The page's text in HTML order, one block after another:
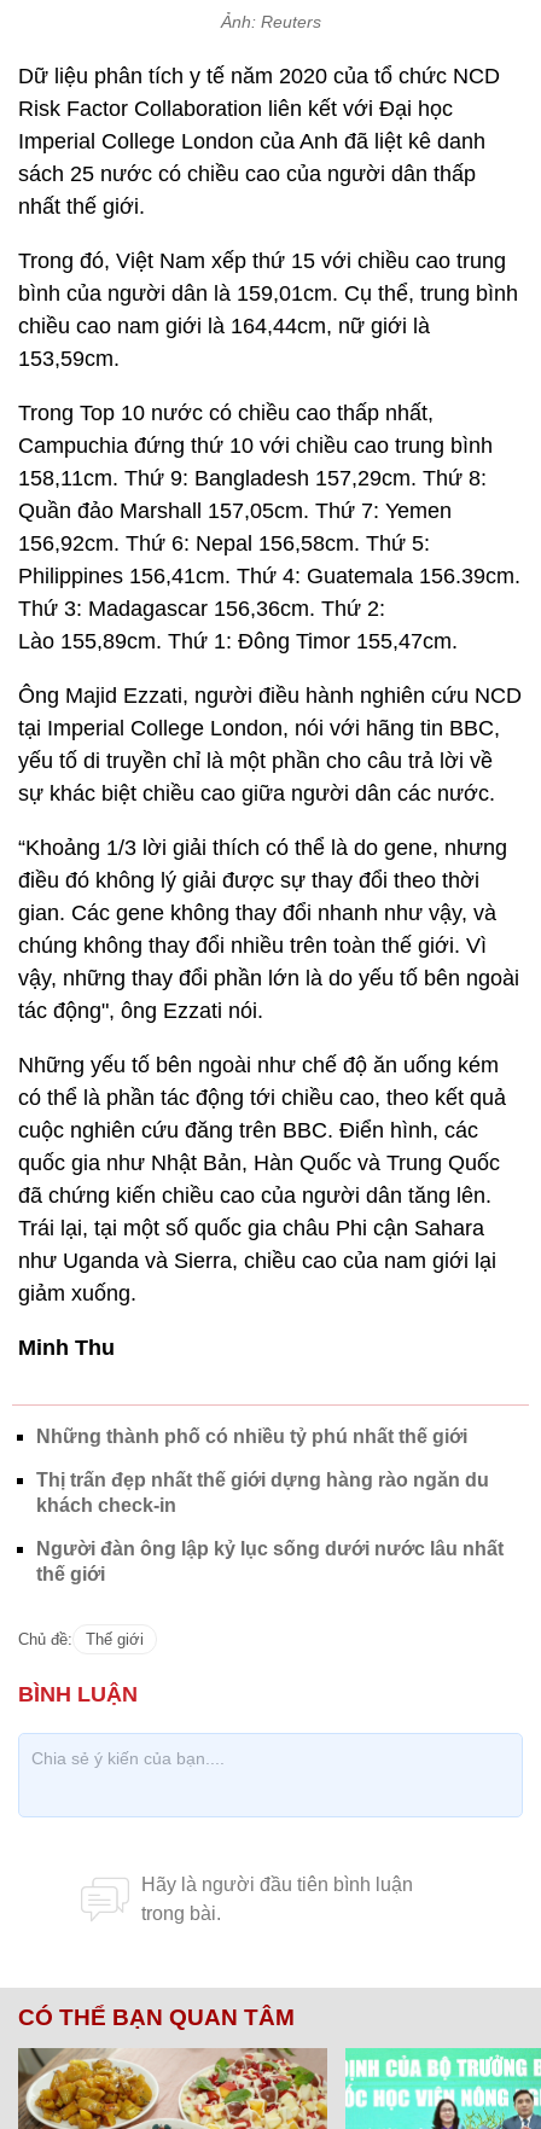
Ảnh: Reuters
Dữ liệu phân tích y tế năm 2020 của tổ chức NCD
Risk Factor Collaboration liên kết với Đại học
Imperial College London của Anh đã liệt kê danh
sách 25 nước có chiều cao của người dân thấp
nhất thế giới.
Trong đó, Việt Nam xếp thứ 15 với chiều cao trung
bình của người dân là 159,01cm. Cụ thể, trung bình
chiều cao nam giới là 164,44cm, nữ giới là
153,59cm.
Trong Top 10 nước có chiều cao thấp nhất,
Campuchia đứng thứ 10 với chiều cao trung bình
158,11cm. Thứ 9: Bangladesh 157,29cm. Thứ 8:
Quần đảo Marshall 157,05cm. Thứ 7: Yemen
156,92cm. Thứ 6: Nepal 156,58cm. Thứ 5:
Philippines 156,41cm. Thứ 4: Guatemala 156.39cm.
Thứ 3: Madagascar 156,36cm. Thứ 2:
Lào 155,89cm. Thứ 1: Đông Timor 155,47cm.
Ông Majid Ezzati, người điều hành nghiên cứu NCD
tại Imperial College London, nói với hãng tin BBC,
yếu tố di truyền chỉ là một phần cho câu trả lời về
sự khác biệt chiều cao giữa người dân các nước.
“Khoảng 1/3 lời giải thích có thể là do gene, nhưng
điều đó không lý giải được sự thay đổi theo thời
gian. Các gene không thay đổi nhanh như vậy, và
chúng không thay đổi nhiều trên toàn thế giới. Vì
vậy, những thay đổi phần lớn là do yếu tố bên ngoài
tác động", ông Ezzati nói.
Những yếu tố bên ngoài như chế độ ăn uống kém
có thể là phần tác động tới chiều cao, theo kết quả
cuộc nghiên cứu đăng trên BBC. Điển hình, các
quốc gia như Nhật Bản, Hàn Quốc và Trung Quốc
đã chứng kiến chiều cao của người dân tăng lên.
Trái lại, tại một số quốc gia châu Phi cận Sahara
như Uganda và Sierra, chiều cao của nam giới lại
giảm xuống.
Minh Thu
Những thành phố có nhiều tỷ phú nhất thế giới
Thị trấn đẹp nhất thế giới dựng hàng rào ngăn du
khách check-in
Người đàn ông lập kỷ lục sống dưới nước lâu nhất
thế giới
Chủ đề: Thế giới
CÓ THỂ BẠN QUAN TÂM